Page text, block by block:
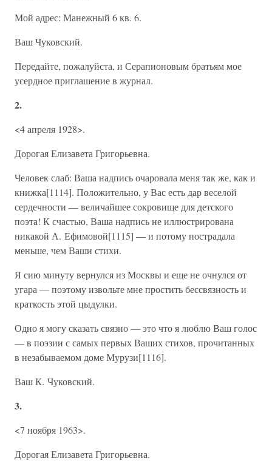
Мой адрес: Манежный 6 кв. 6.
Ваш Чуковский.
Передайте, пожалуйста, и Серапионовым братьям мое
усердное приглашение в журнал.
2.
<4 апреля 1928>.
Дорогая Елизавета Григорьевна.
Человек слаб: Ваша надпись очаровала меня так же, как и
книжка[1114]. Положительно, у Вас есть дар веселой
сердечности — величайшее сокровище для детского
поэта! К счастью, Ваша надпись не иллюстрирована
никакой А. Ефимовой[1115] — и потому пострадала
меньше, чем Ваши стихи.
Я сию минуту вернулся из Москвы и еще не очнулся от
угара — поэтому извольте мне простить бессвязность и
краткость этой цыдулки.
Одно я могу сказать связно — это что я люблю Ваш голос
— в поэзии с самых первых Ваших стихов, прочитанных
в незабываемом доме Мурузи[1116].
Ваш К. Чуковский.
3.
<7 ноября 1963>.
Дорогая Елизавета Григорьевна.